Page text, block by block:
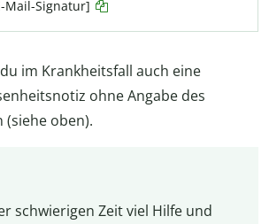
Mail-Signatur]
im Krankheitsfall auch eine
ohne Angabe des
(siehe oben).
schwierigen Zeit viel Hilfe und